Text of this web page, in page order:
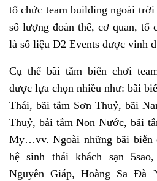
tổ chức team building ngoài
số lượng đoàn thể, cơ quan, tổ
là số liệu D2 Events được vinh
Cụ thể bãi tắm biển chơi
được lựa chọn nhiều như: bãi
Thái, bãi tắm Sơn Thuỷ, bãi
Thuỷ, bải tắm Non Nước, bãi
My…vv. Ngoài những bãi biễn
hệ sinh thái khách sạn
Nguyên Giáp, Hoàng Sa Đà